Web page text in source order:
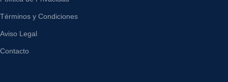
Términos y Condiciones
Aviso Legal
Contacto